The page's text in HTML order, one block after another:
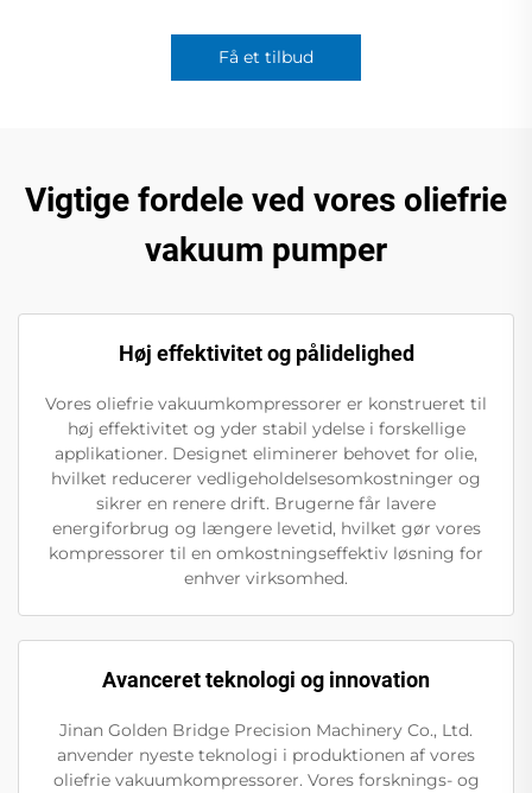
Få et tilbud
Vigtige fordele ved vores oliefrie
vakuum pumper
Høj effektivitet og pålidelighed
Vores oliefrie vakuumkompressorer er konstrueret til
høj effektivitet og yder stabil ydelse i forskellige
applikationer. Designet eliminerer behovet for olie,
hvilket reducerer vedligeholdelsesomkostninger og
sikrer en renere drift. Brugerne får lavere
energiforbrug og længere levetid, hvilket gør vores
kompressorer til en omkostningseffektiv løsning for
enhver virksomhed.
Avanceret teknologi og innovation
Jinan Golden Bridge Precision Machinery Co., Ltd.
anvender nyeste teknologi i produktionen af vores
oliefrie vakuumkompressorer. Vores forsknings- og